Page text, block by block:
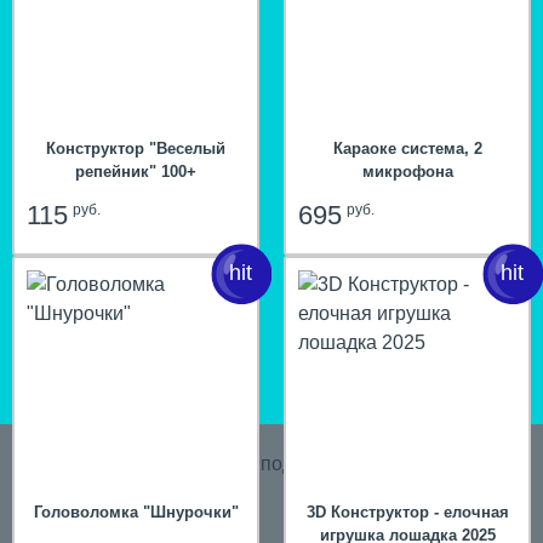
Конструктор "Веселый
репейник" 100+
115руб.
Караоке система, 2
микрофона
695руб.
Головоломка "Шнурочки"
3D Конструктор - елочная
игрушка лошадка 2025